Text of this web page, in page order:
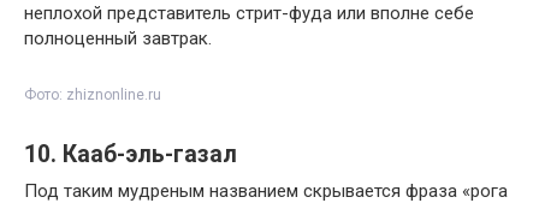
неплохой представитель стрит-фуда или вполне себе
полноценный завтрак.
Фото: zhiznonline.ru
10. Кааб-эль-газал
Под таким мудреным названием скрывается фраза «рога